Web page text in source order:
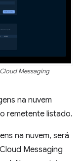
Messaging
na nuvem
remetente listado.
na nuvem, será
Messaging